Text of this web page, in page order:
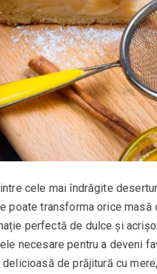
cele mai îndrăgite
poate transforma orice
perfectă de dulce și
necesare pentru a deveni
de prăjitură cu